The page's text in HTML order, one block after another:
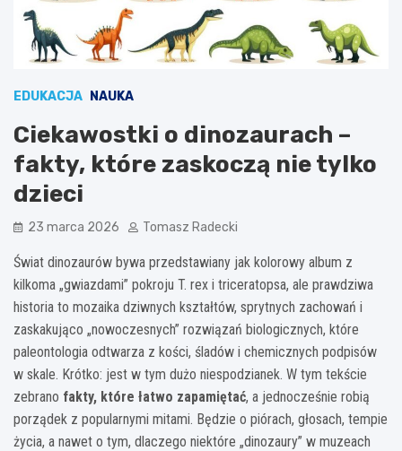
EDUKACJA NAUKA
Ciekawostki o dinozaurach –
fakty, które zaskoczą nie tylko
dzieci
23 marca 2026 Tomasz Radecki
Świat dinozaurów bywa przedstawiany jak kolorowy album z
kilkoma „gwiazdami” pokroju T. rex i triceratopsa, ale prawdziwa
historia to mozaika dziwnych kształtów, sprytnych zachowań i
zaskakująco „nowoczesnych” rozwiązań biologicznych, które
paleontologia odtwarza z kości, śladów i chemicznych podpisów
w skale. Krótko: jest w tym dużo niespodzianek. W tym tekście
zebrano fakty, które łatwo zapamiętać, a jednocześnie robią
porządek z popularnymi mitami. Będzie o piórach, głosach, tempie
życia, a nawet o tym, dlaczego niektóre „dinozaury” w muzeach